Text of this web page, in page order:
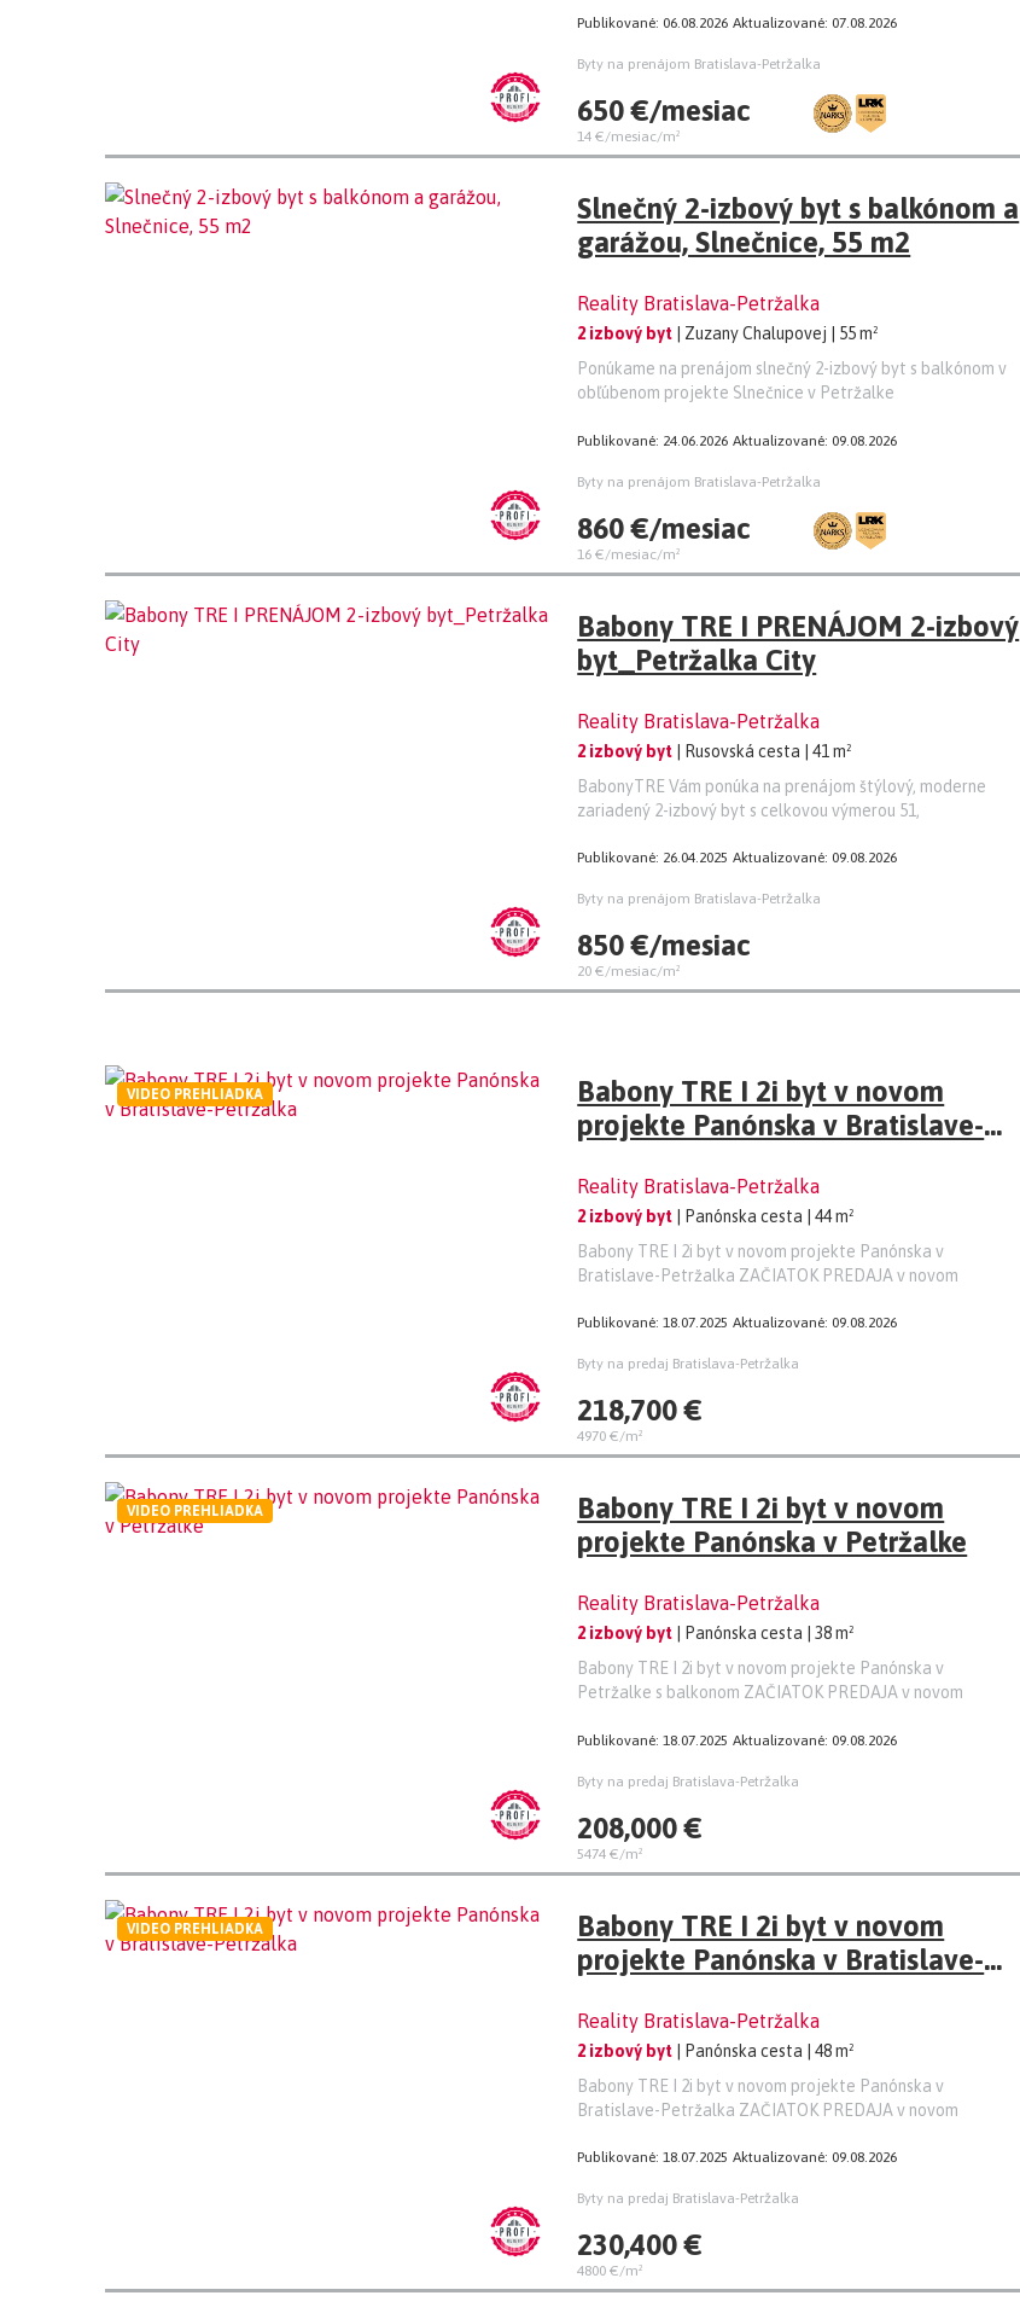
Publikované: 06.08.2026 Aktualizované: 07.08.2026
Byty na prenájom Bratislava-Petržalka
650 €/mesiac
14 €/mesiac/m²
Slnečný 2-izbový byt s balkónom a
garážou, Slnečnice, 55 m2
Reality Bratislava-Petržalka
2 izbový byt | Zuzany Chalupovej
| 55 m²
Ponúkame na prenájom slnečný 2-izbový byt s balkónom v
obľúbenom projekte Slnečnice v Petržalke
Publikované: 24.06.2026 Aktualizované: 09.08.2026
Byty na prenájom Bratislava-Petržalka
860 €/mesiac
16 €/mesiac/m²
Babony TRE I PRENÁJOM 2-izbový
byt_Petržalka City
Reality Bratislava-Petržalka
2 izbový byt | Rusovská cesta | 41 m²
BabonyTRE Vám ponúka na prenájom štýlový, moderne
zariadený 2-izbový byt s celkovou výmerou 51,
Publikované: 26.04.2025 Aktualizované: 09.08.2026
Byty na prenájom Bratislava-Petržalka
850 €/mesiac
20 €/mesiac/m²
Babony TRE I 2i byt v novom
projekte Panónska v Bratislave-
Reality Bratislava-Petržalka
2 izbový byt | Panónska cesta
| 44 m²
Babony TRE I 2i byt v novom projekte Panónska v
Bratislave-Petržalka ZAČIATOK PREDAJA v novom
Publikované: 18.07.2025 Aktualizované: 09.08.2026
Byty na predaj Bratislava-Petržalka
218,700 €
4970 €/m²
VIDEO PREHLIADKA
Babony TRE I 2i byt v novom
projekte Panónska v Petržalke
Reality Bratislava-Petržalka
2 izbový byt | Panónska cesta
| 38 m²
Babony TRE I 2i byt v novom projekte Panónska v
Petržalke s balkonom ZAČIATOK PREDAJA v novom
Publikované: 18.07.2025 Aktualizované: 09.08.2026
Byty na predaj Bratislava-Petržalka
208,000 €
5474 €/m²
VIDEO PREHLIADKA
Babony TRE I 2i byt v novom
projekte Panónska v Bratislave-
Reality Bratislava-Petržalka
2 izbový byt | Panónska cesta | 48 m²
Babony TRE I 2i byt v novom projekte Panónska v
Bratislave-Petržalka ZAČIATOK PREDAJA v novom
Publikované: 18.07.2025 Aktualizované: 09.08.2026
Byty na predaj Bratislava-Petržalka
230,400 €
4800 €/m²
VIDEO PREHLIADKA